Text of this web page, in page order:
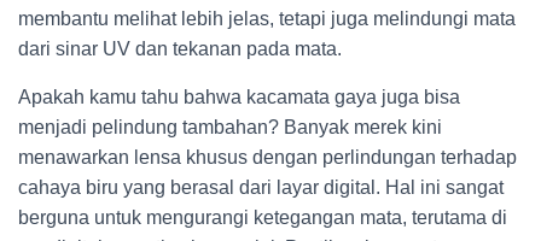
membantu melihat lebih jelas, tetapi juga melindungi mata
dari sinar UV dan tekanan pada mata.
Apakah kamu tahu bahwa kacamata gaya juga bisa
menjadi pelindung tambahan? Banyak merek kini
menawarkan lensa khusus dengan perlindungan terhadap
cahaya biru yang berasal dari layar digital. Hal ini sangat
berguna untuk mengurangi ketegangan mata, terutama di